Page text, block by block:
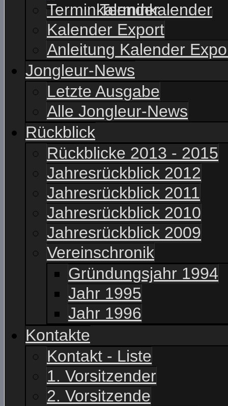
Terminkalender
Kalender Export
Anleitung Kalender
Jongleur-News
Letzte Ausgabe
Alle Jongleur-News
Rückblick
Rückblicke 2013 - 2015
Jahresrückblick 2012
Jahresrückblick 2011
Jahresrückblick 2010
Jahresrückblick 2009
Vereinschronik
Gründungsjahr 1994
Jahr 1995
Jahr 1996
Kontakte
Kontakt - Liste
1. Vorsitzender
2. Vorsitzende